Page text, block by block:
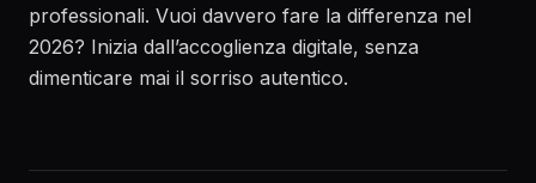
professionali. Vuoi davvero fare la differenza nel
2026? Inizia dall’accoglienza digitale, senza
dimenticare mai il sorriso autentico.